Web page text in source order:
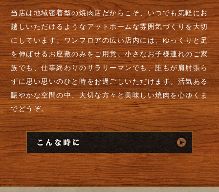
当店は地域密着型の焼肉店だからこそ、いつでも気軽にお
越しいただけるようなアットホームな雰囲気づくりを大切
にしています。ワンフロアの広い店内には、ゆっくりと足
を伸ばせるお座敷のみをご用意。小さなお子様連れのご家
族でも、仕事終わりのサラリーマンでも、誰もが肩肘張ら
ずに思い思いのひと時をお過ごしいただけます。活気ある
賑やかな空間の中、大切な方々と美味しい焼肉を心ゆくま
でどうぞ。